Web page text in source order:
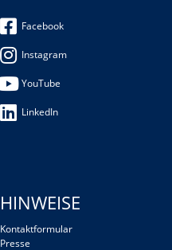
Facebook
Instagram
YouTube
LinkedIn
HINWEISE
Kontaktformular
Presse